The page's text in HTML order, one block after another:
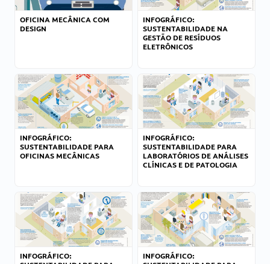
OFICINA MECÂNICA COM
DESIGN
INFOGRÁFICO:
SUSTENTABILIDADE NA
GESTÃO DE RESÍDUOS
ELETRÔNICOS
INFOGRÁFICO:
SUSTENTABILIDADE PARA
OFICINAS MECÂNICAS
INFOGRÁFICO:
SUSTENTABILIDADE PARA
LABORATÓRIOS DE ANÁLISES
CLÍNICAS E DE PATOLOGIA
INFOGRÁFICO:
INFOGRÁFICO: